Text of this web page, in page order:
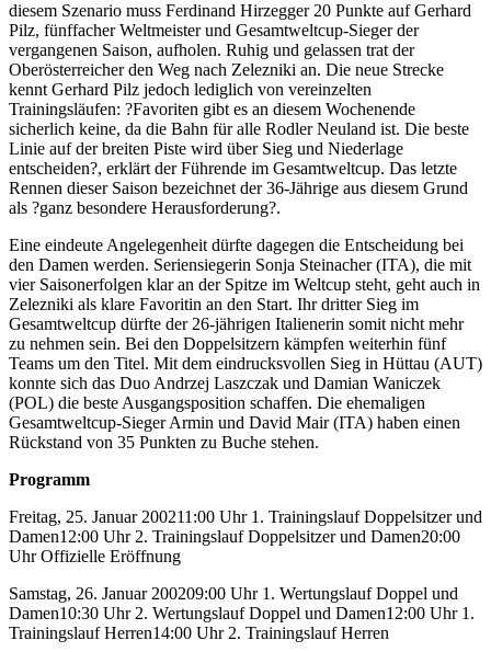
diesem Szenario muss Ferdinand Hirzegger 20 Punkte auf Gerhard
Pilz, fünffacher Weltmeister und Gesamtweltcup-Sieger der
vergangenen Saison, aufholen. Ruhig und gelassen trat der
Oberösterreicher den Weg nach Zelezniki an. Die neue Strecke
kennt Gerhard Pilz jedoch lediglich von vereinzelten
Trainingsläufen: ?Favoriten gibt es an diesem Wochenende
sicherlich keine, da die Bahn für alle Rodler Neuland ist. Die beste
Linie auf der breiten Piste wird über Sieg und Niederlage
entscheiden?, erklärt der Führende im Gesamtweltcup. Das letzte
Rennen dieser Saison bezeichnet der 36-Jährige aus diesem Grund
als ?ganz besondere Herausforderung?.
Eine eindeute Angelegenheit dürfte dagegen die Entscheidung bei
den Damen werden. Seriensiegerin Sonja Steinacher (ITA), die mit
vier Saisonerfolgen klar an der Spitze im Weltcup steht, geht auch in
Zelezniki als klare Favoritin an den Start. Ihr dritter Sieg im
Gesamtweltcup dürfte der 26-jährigen Italienerin somit nicht mehr
zu nehmen sein. Bei den Doppelsitzern kämpfen weiterhin fünf
Teams um den Titel. Mit dem eindrucksvollen Sieg in Hüttau (AUT)
konnte sich das Duo Andrzej Laszczak und Damian Waniczek
(POL) die beste Ausgangsposition schaffen. Die ehemaligen
Gesamtweltcup-Sieger Armin und David Mair (ITA) haben einen
Rückstand von 35 Punkten zu Buche stehen.
Programm
Freitag, 25. Januar 200211:00 Uhr 1. Trainingslauf Doppelsitzer und
Damen12:00 Uhr 2. Trainingslauf Doppelsitzer und Damen20:00
Uhr Offizielle Eröffnung
Samstag, 26. Januar 200209:00 Uhr 1. Wertungslauf Doppel und
Damen10:30 Uhr 2. Wertungslauf Doppel und Damen12:00 Uhr 1.
Trainingslauf Herren14:00 Uhr 2. Trainingslauf Herren